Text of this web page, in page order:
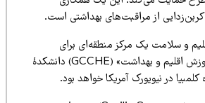
از مراقبت‌های بهداشتی است.
سلامت یک مرکز منطقه‌ای برای
«کنسرسیوم جهانی در آموزش اقلیم و بهداشت» (GCCHE) دانشکدهٔ
در نیویورک آمریکا خواهد بود.